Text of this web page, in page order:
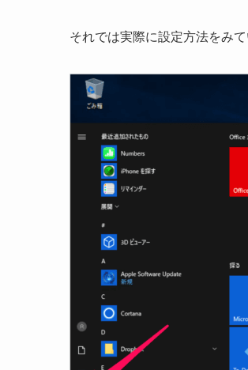
それでは実際に設定方法をみて